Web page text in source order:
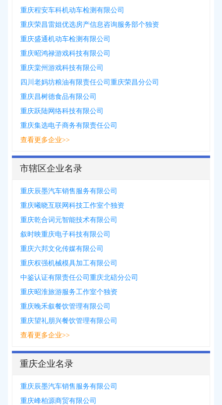
重庆程安车科机动车检测有限公司
重庆荣昌雷姐优选房产信息咨询服务部个独资
重庆盛通机动车检测有限公司
重庆昭鸿禄游戏科技有限公司
重庆棠州游戏科技有限公司
四川老妈坊粮油有限责任公司重庆荣昌分公司
重庆昌树德食品有限公司
重庆跃陆网络科技有限公司
重庆集选电子商务有限责任公司
查看更多企业>>
市辖区企业名录
重庆辰墨汽车销售服务有限公司
重庆曦晓互联网科技工作室个独资
重庆乾合词元智能技术有限公司
叙时映重庆电子科技有限公司
重庆六邦文化传媒有限公司
重庆权强机械模具加工有限公司
中鉴认证有限责任公司重庆北碚分公司
重庆昭淮旅游服务工作室个独资
重庆晚禾叙餐饮管理有限公司
重庆望礼朋兴餐饮管理有限公司
查看更多企业>>
重庆企业名录
重庆辰墨汽车销售服务有限公司
重庆峰柏源商贸有限公司